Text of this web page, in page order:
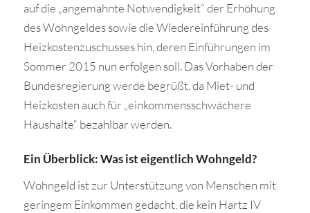
auf die „angemahnte Notwendigkeit“ der Erhöhung
des Wohngeldes sowie die Wiedereinführung des
Heizkostenzuschusses hin, deren Einführungen im
Sommer 2015 nun erfolgen soll. Das Vorhaben der
Bundesregierung werde begrüßt, da Miet- und
Heizkosten auch für „einkommensschwächere
Haushalte“ bezahlbar werden.
Ein Überblick: Was ist eigentlich Wohngeld?
Wohngeld ist zur Unterstützung von Menschen mit
geringem Einkommen gedacht, die kein Hartz IV